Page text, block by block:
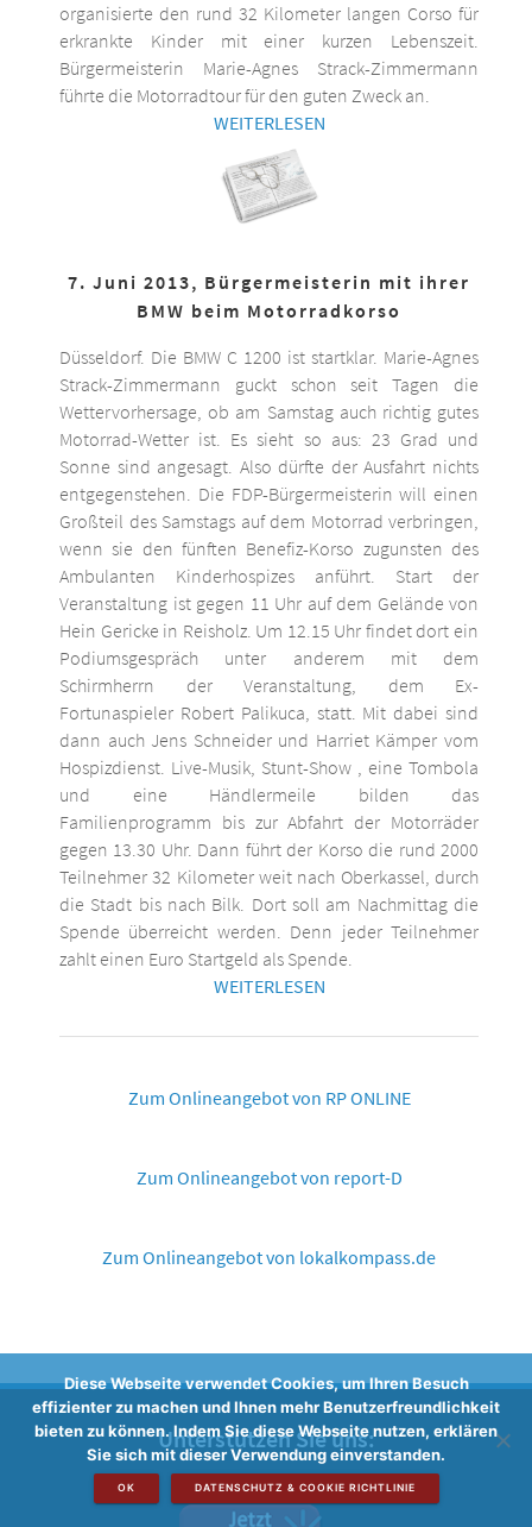
organisierte den rund 32 Kilometer langen Corso für
erkrankte Kinder mit einer kurzen Lebenszeit.
Bürgermeisterin Marie-Agnes Strack-Zimmermann
führte die Motorradtour für den guten Zweck an.
WEITERLESEN
7. Juni 2013, Bürgermeisterin mit ihrer
BMW beim Motorradkorso
Düsseldorf. Die BMW C 1200 ist startklar. Marie-Agnes
Strack-Zimmermann guckt schon seit Tagen die
Wettervorhersage, ob am Samstag auch richtig gutes
Motorrad-Wetter ist. Es sieht so aus: 23 Grad und
Sonne sind angesagt. Also dürfte der Ausfahrt nichts
entgegenstehen. Die FDP-Bürgermeisterin will einen
Großteil des Samstags auf dem Motorrad verbringen,
wenn sie den fünften Benefiz-Korso zugunsten des
Ambulanten Kinderhospizes anführt. Start der
Veranstaltung ist gegen 11 Uhr auf dem Gelände von
Hein Gericke in Reisholz. Um 12.15 Uhr findet dort ein
Podiumsgespräch unter anderem mit dem
Schirmherrn der Veranstaltung, dem Ex-
Fortunaspieler Robert Palikuca, statt. Mit dabei sind
dann auch Jens Schneider und Harriet Kämper vom
Hospizdienst. Live-Musik, Stunt-Show , eine Tombola
und eine Händlermeile bilden das
Familienprogramm bis zur Abfahrt der Motorräder
gegen 13.30 Uhr. Dann führt der Korso die rund 2000
Teilnehmer 32 Kilometer weit nach Oberkassel, durch
die Stadt bis nach Bilk. Dort soll am Nachmittag die
Spende überreicht werden. Denn jeder Teilnehmer
zahlt einen Euro Startgeld als Spende.
WEITERLESEN
Zum Onlineangebot von RP ONLINE
Zum Onlineangebot von report-D
Zum Onlineangebot von lokalkompass.de
Unterstützen Sie uns:
Diese Webseite verwendet Cookies, um Ihren Besuch
effizienter zu machen und Ihnen mehr Benutzerfreundlichkeit
bieten zu können. Indem Sie diese Webseite nutzen, erklären
Sie sich mit dieser Verwendung einverstanden.
OK DATENSCHUTZ & COOKIE RICHTLINIE